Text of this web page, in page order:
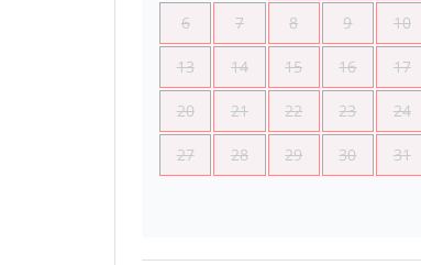
6 7 8 9 10
13 14 15 16 17
20 21 22 23 24
27 28 29 30 31